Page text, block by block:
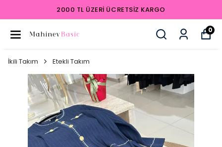
2000 TL ÜZERI ÜCRETSIZ KARGO
0
İkili Takım Etekli Takım